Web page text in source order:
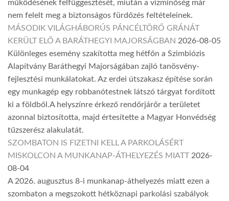
működésének felfüggesztését, miután a vízminőség már
nem felelt meg a biztonságos fürdőzés feltételeinek.
MÁSODIK VILÁGHÁBORÚS PÁNCÉLTÖRŐ GRÁNÁT
KERÜLT ELŐ A BARÁTHEGYI MAJORSÁGBAN 2026-08-05
Különleges esemény szakította meg hétfőn a Szimbiózis
Alapítvány Baráthegyi Majorságában zajló tanösvény-
fejlesztési munkálatokat. Az erdei útszakasz építése során
egy munkagép egy robbanótestnek látszó tárgyat fordított
ki a földből.A helyszínre érkező rendőrjárőr a területet
azonnal biztosította, majd értesítette a Magyar Honvédség
tűzszerész alakulatát.
SZOMBATON IS FIZETNI KELL A PARKOLÁSÉRT
MISKOLCON A MUNKANAP-ÁTHELYEZÉS MIATT 2026-
08-04
A 2026. augusztus 8-i munkanap-áthelyezés miatt ezen a
szombaton a megszokott hétköznapi parkolási szabályok